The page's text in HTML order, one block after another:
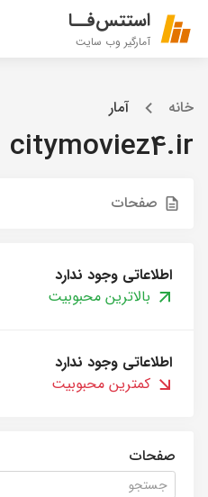
استتس‌فــا
آمارگیر وب سایت
خانه آمار
citymoviez4.ir
صفحات
اطلاعاتی وجود ندارد
بالاترین محبوبیت
اطلاعاتی وجود ندارد
کمترین محبوبیت
صفحات